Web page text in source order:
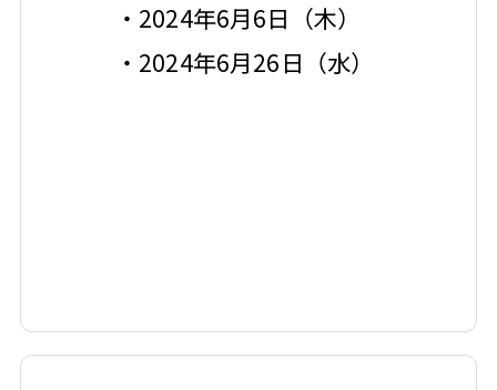
・2024年6月6日（木）
・2024年6月26日（水）